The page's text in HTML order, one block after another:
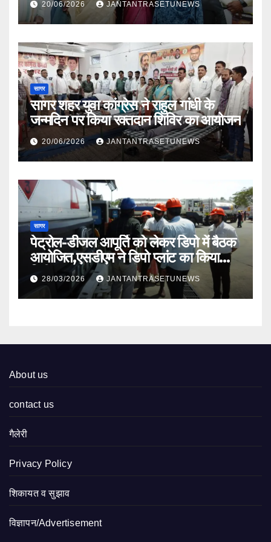
20/06/2026 JANTANTRASETUNEWS
सागर
सागर शहर युवा कांग्रेस ने राहुल गांधी के
जन्मदिन पर किया रक्तदान शिविर का आयोजन
20/06/2026 JANTANTRASETUNEWS
सागर
पेट्रोल-डीजल आपूर्ति को लेकर डिपो में बैठक
आयोजित,एसडीएम ने डिपो प्लांट का किया
निरीक्षण
28/03/2026 JANTANTRASETUNEWS
About us
contact us
गैलेरी
Privacy Policy
शिकायत व सुझाव
विज्ञापन/Advertisement